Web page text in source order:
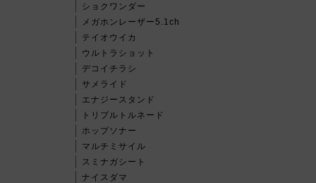
ショクワンダー
メガホンレーザー5.1ch
テイオウイカ
ウルトラショット
デコイチラシ
サメライド
エナジースタンド
トリプルトルネード
ホップソナー
マルチミサイル
スミナガシート
ナイスダマ